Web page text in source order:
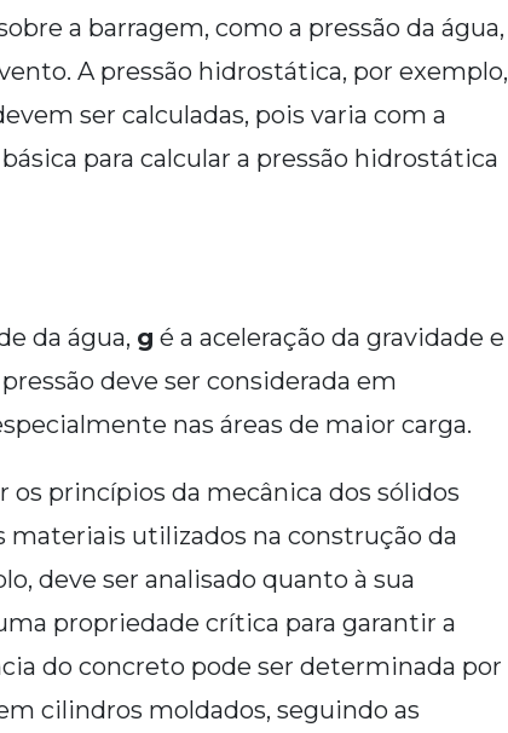
a barragem, como a pressão da água,
A pressão hidrostática, por exemplo,
ser calculadas, pois varia com a
para calcular a pressão hidrostática
da água, g é a aceleração da gravidade e
deve ser considerada em
nas áreas de maior carga.
princípios da mecânica dos sólidos
materiais utilizados na construção da
deve ser analisado quanto à sua
propriedade crítica para garantir a
do concreto pode ser determinada por
cilindros moldados, seguindo as